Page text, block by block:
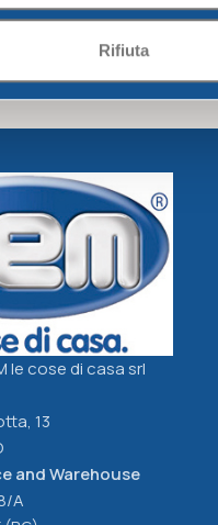
Rifiuta
5,15€
Add To Cart
le cose di casa srl
13
and Warehouse
A